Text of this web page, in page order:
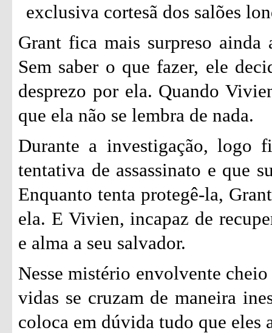
exclusiva cortesã dos salões
Grant fica mais surpreso ainda
Sem saber o que fazer, ele
desprezo por ela. Quando
que ela não se lembra de nada.
Durante a investigação, logo
tentativa de assassinato e que
Enquanto tenta protegê-la,
ela. E Vivien, incapaz de
e alma a seu salvador.
Nesse mistério envolvente
vidas se cruzam de maneira
coloca em dúvida tudo que eles